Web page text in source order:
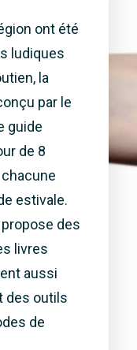
ont été
ludiques
la
par le
guide
de 8
estivale.
des
livres
aussi
des outils
de